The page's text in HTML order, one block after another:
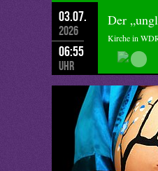
03.07.
2026
06:55
Uhr
Der
Kirche in